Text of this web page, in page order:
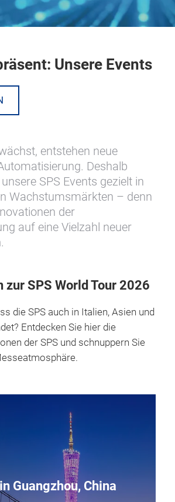
Unsere Events
entstehen neue
Deshalb
SPS Events gezielt in
Wachstumsmärkten – denn
der
auf eine Vielzahl neuer
zur SPS World Tour 2026
die SPS auch in Italien, Asien und
Entdecken Sie hier die
der SPS und schnuppern Sie
Guangzhou, China